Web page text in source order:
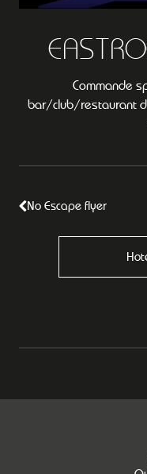
Commande
bar/club/restaurant
No Escape flyer